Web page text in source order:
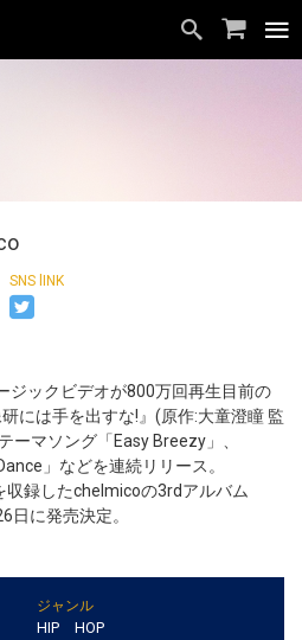
ジックビデオが800万回再生目前の
には手を出すな!』(原作:大童澄瞳 監
ーマソング「Easy Breezy」、
」などを連続リリース。
録したchelmicoの3rdアルバム
日に発売決定。
ジャンル
HIP HOP